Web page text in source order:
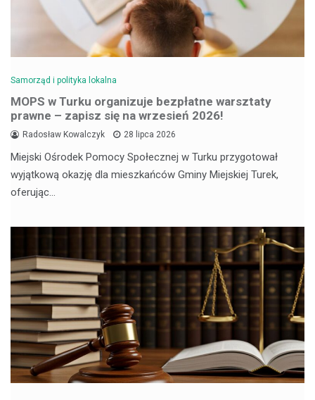
Samorząd i polityka lokalna
MOPS w Turku organizuje bezpłatne warsztaty
prawne – zapisz się na wrzesień 2026!
Radosław Kowalczyk 28 lipca 2026
Miejski Ośrodek Pomocy Społecznej w Turku przygotował
wyjątkową okazję dla mieszkańców Gminy Miejskiej Turek,
oferując…